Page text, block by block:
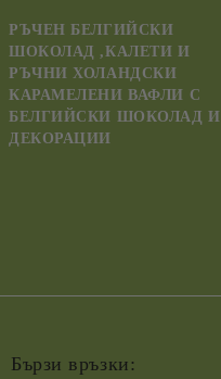
РЪЧЕН БЕЛГИЙСКИ
ШОКОЛАД ,КАЛЕТИ И
РЪЧНИ ХОЛАНДСКИ
КАРАМЕЛЕНИ ВАФЛИ С
БЕЛГИЙСКИ ШОКОЛАД И
ДЕКОРАЦИИ
Бързи връзки: